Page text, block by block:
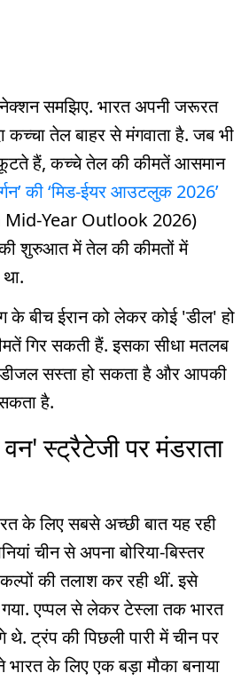
समझिए. भारत अपनी जरूरत
कच्चा तेल बाहर से मंगवाता है. जब भी
हैं, कच्चे तेल की कीमतें आसमान
की ‘मिड-ईयर आउटलुक 2026’
Mid-Year Outlook 2026)
शुरुआत में तेल की कीमतों में
के बीच ईरान को लेकर कोई 'डील' हो
गिर सकती हैं. इसका सीधा मतलब
डीजल सस्ता हो सकता है और आपकी
है.
स्ट्रैटेजी पर मंडराता
के लिए सबसे अच्छी बात यह रही
चीन से अपना बोरिया-बिस्तर
की तलाश कर रही थीं. इसे
एप्पल से लेकर टेस्ला तक भारत
ट्रंप की पिछली पारी में चीन पर
भारत के लिए एक बड़ा मौका बनाया